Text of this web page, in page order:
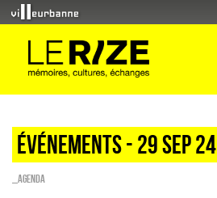
Événements - 29 Sep 24
_Agenda